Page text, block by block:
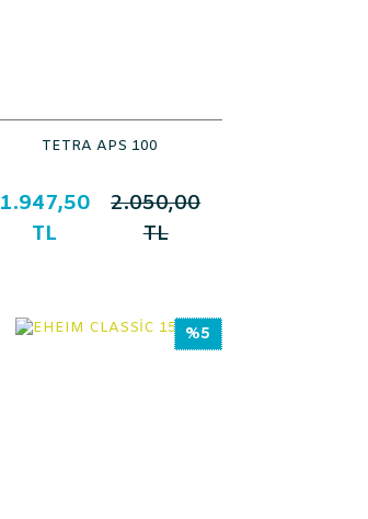
TETRA APS 100
1.947,50
TL
2.050,00
TL
%5